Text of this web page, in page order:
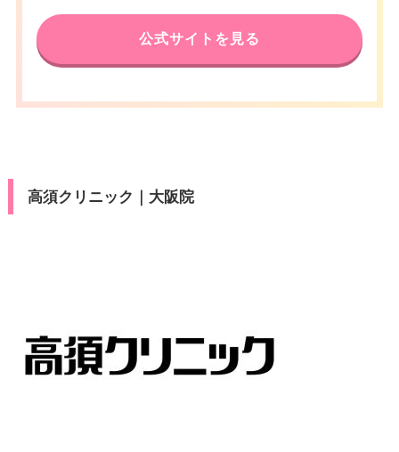
公式サイトを見る
高須クリニック｜大阪院